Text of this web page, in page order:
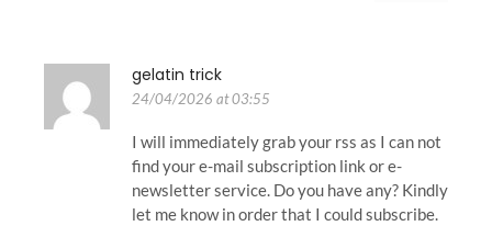
gelatin trick
24/04/2026 at 03:55
I will immediately grab your rss as I can not
find your e-mail subscription link or e-
newsletter service. Do you have any? Kindly
let me know in order that I could subscribe.